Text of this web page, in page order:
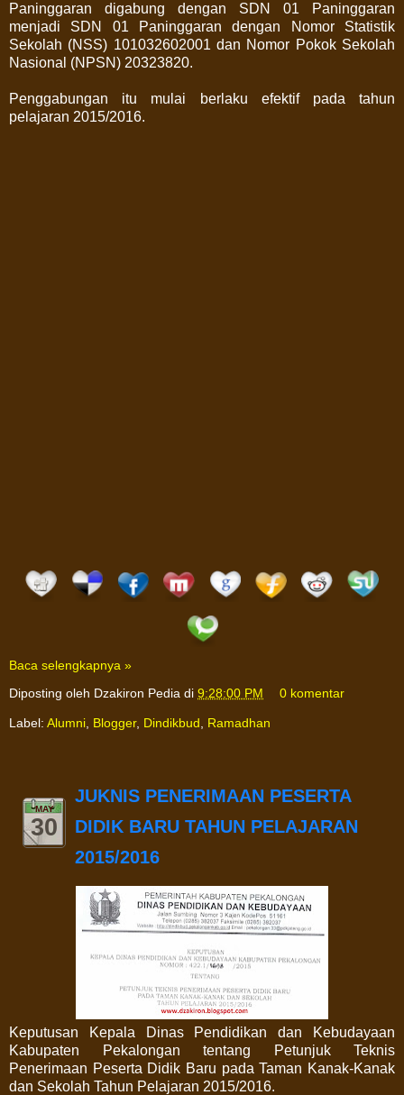
Paninggaran digabung dengan SDN 01 Paninggaran
menjadi SDN 01 Paninggaran dengan Nomor Statistik
Sekolah (NSS) 101032602001 dan Nomor Pokok Sekolah
Nasional (NPSN) 20323820.
Penggabungan itu mulai berlaku efektif pada tahun
pelajaran 2015/2016.
Baca selengkapnya »
Diposting oleh Dzakiron Pedia di 9:28:00 PM 0 komentar
Label: Alumni Blogger, Dindikbud Ramadhan
MAY
30
JUKNIS PENERIMAAN PESERTA
DIDIK BARU TAHUN PELAJARAN
2015/2016
Keputusan Kepala Dinas Pendidikan dan Kebudayaan
Kabupaten Pekalongan tentang Petunjuk Teknis
Penerimaan Peserta Didik Baru pada Taman Kanak-Kanak
dan Sekolah Tahun Pelajaran 2015/2016.